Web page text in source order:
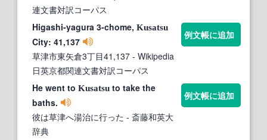
連文書対訳コーパス
Higashi-yagura 3-chome, Kusatsu
City: 41,137
草津市東矢倉3丁目41,137 - Wikipedia
日英京都関連文書対訳コーパス
例文帳に追加
He went to Kusatsu to take the
baths.
彼は草津へ湯治に行った - 斎藤和英大
辞典
例文帳に追加